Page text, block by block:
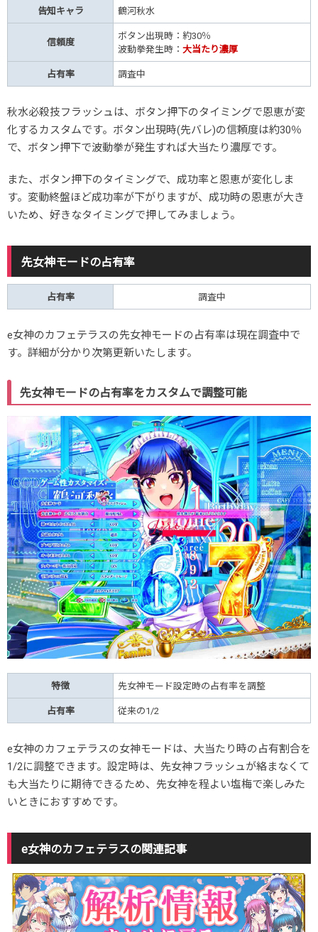
告知キャラ 鶴河秋水
信頼度
ボタン出現時：約30％
波動拳発生時： 大当たり濃厚
占有率 調査中
秋水必殺技フラッシュは、ボタン押下のタイミングで恩恵が変
化するカスタムです。ボタン出現時(先バレ)の信頼度は約30％
で、ボタン押下で波動拳が発生すれば大当たり濃厚です。
また、ボタン押下のタイミングで、成功率と恩恵が変化しま
す。変動終盤ほど成功率が下がりますが、成功時の恩恵が大き
いため、好きなタイミングで押してみましょう。
先女神モードの占有率
占有率 調査中
e女神のカフェテラスの先女神モードの占有率は現在調査中で
す。詳細が分かり次第更新いたします。
先女神モードの占有率をカスタムで調整可能
特徴 先女神モード設定時の占有率を調整
占有率 従来の1/2
e女神のカフェテラスの女神モードは、大当たり時の占有割合を
1/2に調整できます。設定時は、先女神フラッシュが絡まなくて
も大当たりに期待できるため、先女神を程よい塩梅で楽しみた
いときにおすすめです。
e女神のカフェテラスの関連記事